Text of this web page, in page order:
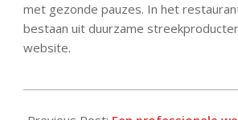
met gezonde pauzes. In het
bestaan uit duurzame
website.